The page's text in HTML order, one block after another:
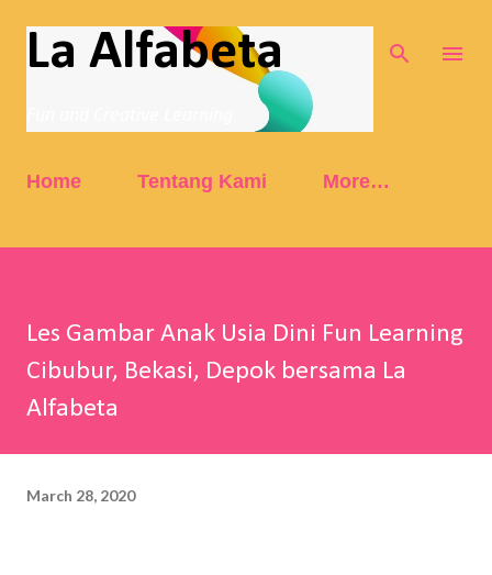
Skip to main content
La Alfabeta
Home Tentang Kami More…
Les Gambar Anak Usia Dini Fun Learning
Cibubur, Bekasi, Depok bersama La
Alfabeta
March 28, 2020